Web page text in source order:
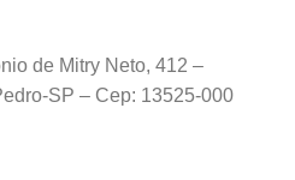
de Mitry Neto, 412 –
SP – Cep: 13525-000